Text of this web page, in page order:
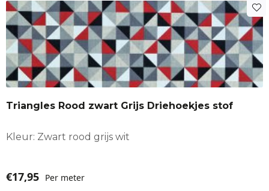
Triangles Rood zwart Grijs Driehoekjes stof
Kleur: Zwart rood grijs wit
€17,95 Per meter